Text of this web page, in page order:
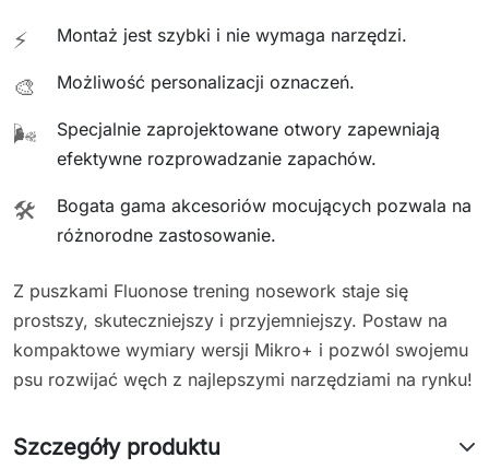
⚡ Montaż jest szybki i nie wymaga narzędzi.
🎨 Możliwość personalizacji oznaczeń.
🌬️
Specjalnie zaprojektowane otwory zapewniają
efektywne rozprowadzanie zapachów.
🛠️
Bogata gama akcesoriów mocujących pozwala na
różnorodne zastosowanie.
Z puszkami Fluonose trening nosework staje się
prostszy, skuteczniejszy i przyjemniejszy. Postaw na
kompaktowe wymiary wersji Mikro+ i pozwól swojemu
psu rozwijać węch z najlepszymi narzędziami na rynku!
Szczegóły produktu